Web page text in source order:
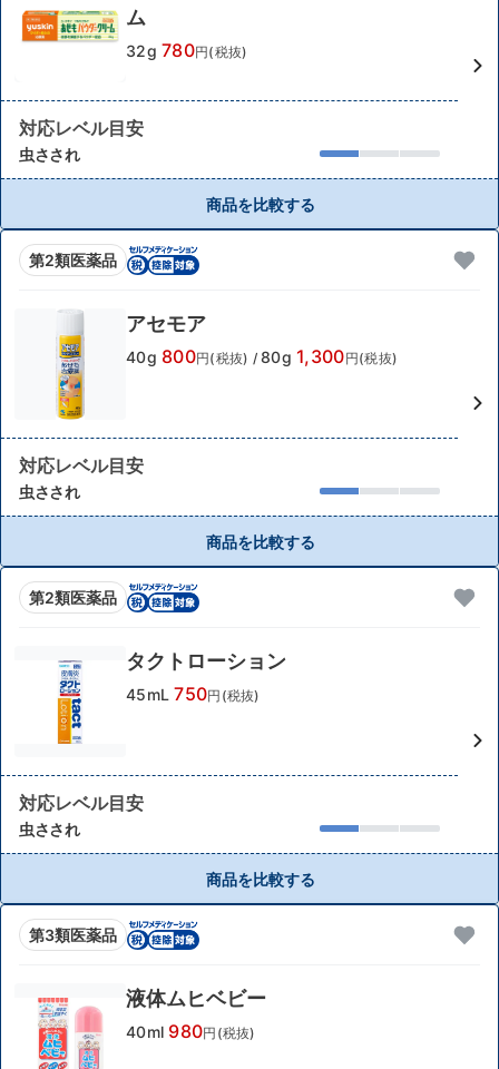
ム
32g 780円(税抜)
対応レベル目安
虫さされ
商品を比較する
第2類医薬品
アセモア
40g 800円(税抜) / 80g 1,300円(税抜)
対応レベル目安
虫さされ
商品を比較する
第2類医薬品
タクトローション
45mL 750円(税抜)
対応レベル目安
虫さされ
商品を比較する
第3類医薬品
液体ムヒベビー
40ml 980円(税抜)